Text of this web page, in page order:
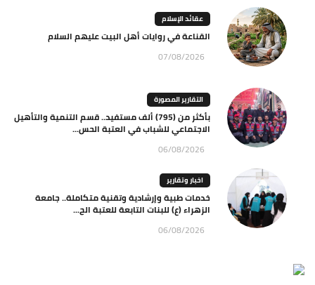
عقائد الإسلام
القناعة في روايات أهل البيت عليهم السلام
07/08/2026
التقارير المصورة
بأكثر من (795) ألف مستفيد.. قسم التنمية والتأهيل
الاجتماعي للشباب في العتبة الحس...
06/08/2026
اخبار وتقارير
خدمات طبية وإرشادية وتقنية متكاملة.. جامعة
الزهراء (ع) للبنات التابعة للعتبة الح...
06/08/2026